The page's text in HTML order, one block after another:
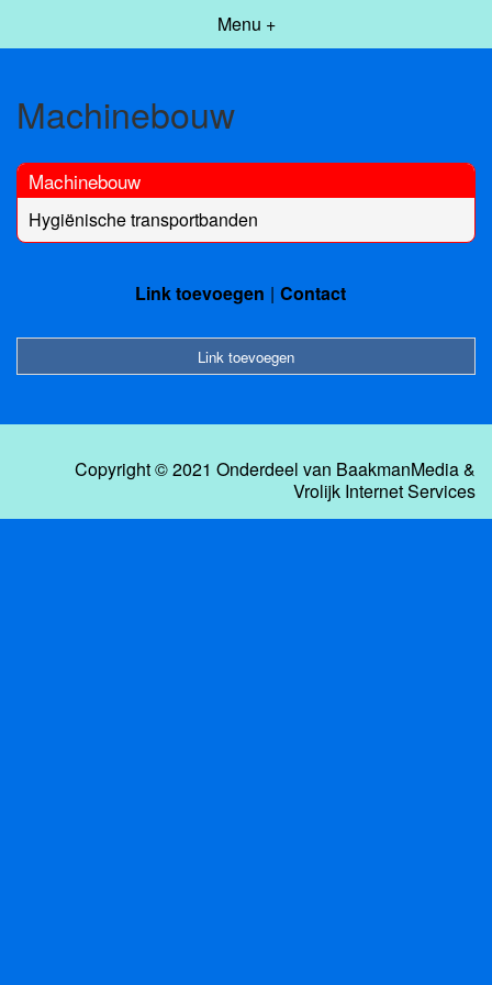
Menu +
Machinebouw
Machinebouw
Hygiënische transportbanden
Link toevoegen Contact
Link toevoegen
Copyright © 2021 Onderdeel van BaakmanMedia&
Vrolijk Internet Services